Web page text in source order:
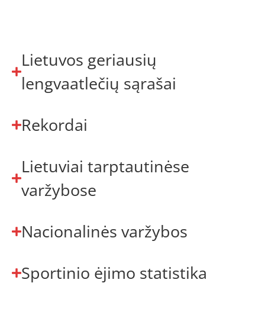
Lietuvos geriausių
lengvaatlečių sąrašai
Rekordai
Lietuviai tarptautinėse
varžybose
Nacionalinės varžybos
Sportinio ėjimo statistika